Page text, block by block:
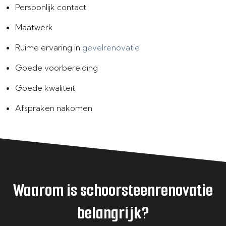
Persoonlijk contact
Maatwerk
Ruime ervaring in gevelrenovatie
Goede voorbereiding
Goede kwaliteit
Afspraken nakomen
Waarom is schoorsteenrenovatie
belangrijk?